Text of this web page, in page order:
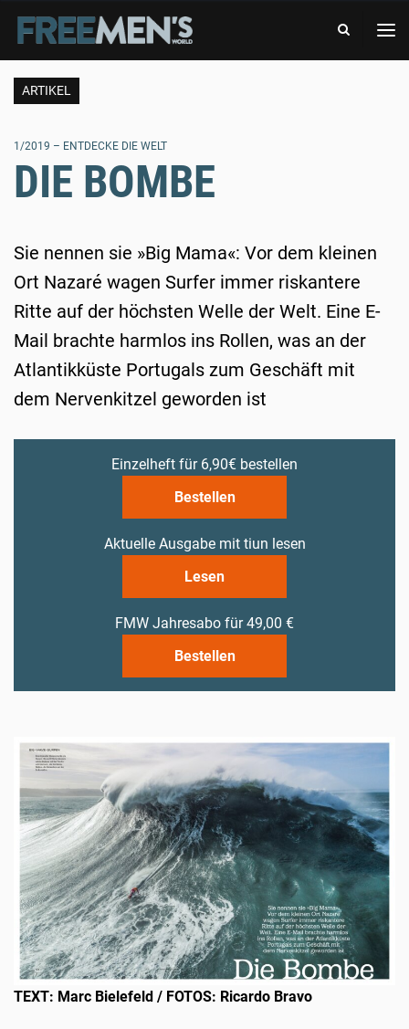
ARTIKEL
1/2019 – ENTDECKE DIE WELT
DIE BOMBE
Sie nennen sie »Big Mama«: Vor dem kleinen
Ort Nazaré wagen Surfer immer riskantere
Ritte auf der höchsten Welle der Welt. Eine E-
Mail brachte harmlos ins Rollen, was an der
Atlantikküste Portugals zum Geschäft mit
dem Nervenkitzel geworden ist
Einzelheft für 6,90€ bestellen
Bestellen
Aktuelle Ausgabe mit tiun lesen
Lesen
FMW Jahresabo für 49,00 €
Bestellen
TEXT: Marc Bielefeld / FOTOS: Ricardo Bravo